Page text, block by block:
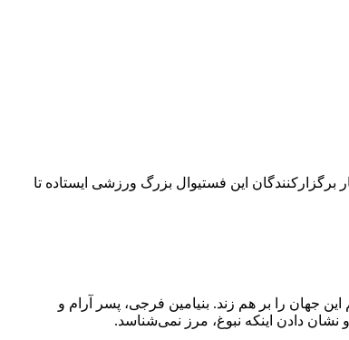
امسال بلو به‌عنوان حامی اصلی کنار برگزارکنندگان این فستیوال بزرگ ورزشی ایستاده تا
جهان را بر هم زند. بنیامین فرجی، پسر آرام و
دادن اینکه نبوغ، مرز نمی‌شناسد.